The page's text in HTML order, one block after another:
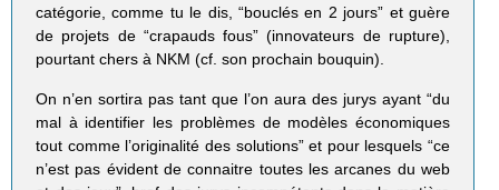
catégorie, comme tu le dis, “bouclés en 2 jours” et guère
de projets de “crapauds fous” (innovateurs de rupture),
pourtant chers à NKM (cf. son prochain bouquin).
On n’en sortira pas tant que l’on aura des jurys ayant “du
mal à identifier les problèmes de modèles économiques
tout comme l’originalité des solutions” et pour lesquels “ce
n’est pas évident de connaitre toutes les arcanes du web